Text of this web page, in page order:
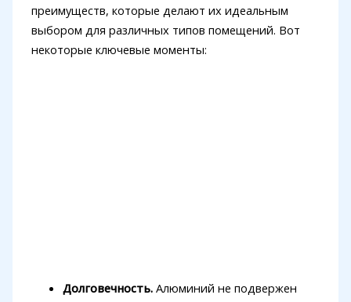
преимуществ, которые делают их идеальным
выбором для различных типов помещений. Вот
некоторые ключевые моменты:
Долговечность.Алюминий не подвержен